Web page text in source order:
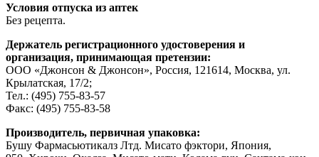
Условия отпуска из аптек
Без рецепта.
Держатель регистрационного удостоверения и
организация, принимающая претензии:
ООО «Джонсон & Джонсон», Россия, 121614, Москва, ул.
Крылатская, 17/2;
Тел.: (495) 755-83-57
Факс: (495) 755-83-58
Производитель, первичная упаковка:
Бушу Фармасьютикалз Лтд. Мисато фэктори, Япония,